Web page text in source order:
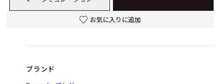
お気に入りに追加
ブランド